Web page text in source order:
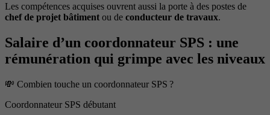
Les compétences acquises ouvrent aussi la porte à des postes de
chef de projet bâtiment ou de conducteur de travaux.
Salaire d’un coordonnateur SPS : une
rémunération qui grimpe avec les niveaux
💸 Combien touche un coordonnateur SPS ?
Coordonnateur SPS débutant